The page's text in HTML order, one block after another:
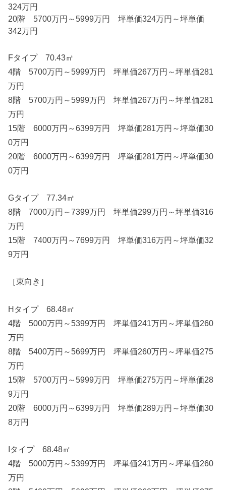
324万円
20階 5700万円～5999万円 坪単価324万円～坪単価
342万円
Fタイプ 70.43㎡
4階 5700万円～5999万円 坪単価267万円～坪単価281
万円
8階 5700万円～5999万円 坪単価267万円～坪単価281
万円
15階 6000万円～6399万円 坪単価281万円～坪単価30
0万円
20階 6000万円～6399万円 坪単価281万円～坪単価30
0万円
Gタイプ 77.34㎡
8階 7000万円～7399万円 坪単価299万円～坪単価316
万円
15階 7400万円～7699万円 坪単価316万円～坪単価32
9万円
［東向き］
Hタイプ 68.48㎡
4階 5000万円～5399万円 坪単価241万円～坪単価260
万円
8階 5400万円～5699万円 坪単価260万円～坪単価275
万円
15階 5700万円～5999万円 坪単価275万円～坪単価28
9万円
20階 6000万円～6399万円 坪単価289万円～坪単価30
8万円
Iタイプ 68.48㎡
4階 5000万円～5399万円 坪単価241万円～坪単価260
万円